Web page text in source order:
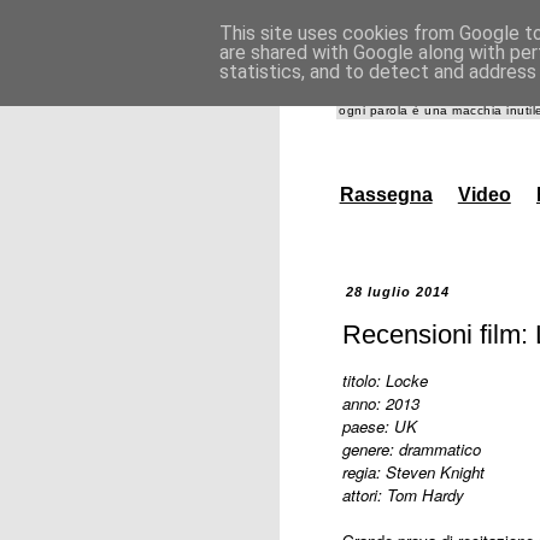
ogni parola è una macchia
Rassegna Video
28 luglio 2014
Recensioni film:
titolo: Locke
anno: 2013
paese: UK
genere: drammatico
regia: Steven Knight
attori: Tom Hardy
This site uses cookies from Google
are shared with Google along with
statistics, and to detect and address